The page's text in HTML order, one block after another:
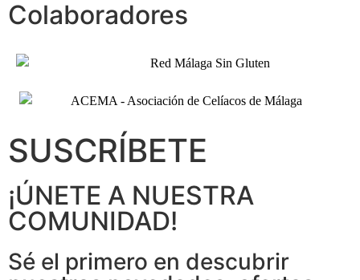
Colaboradores
SUSCRÍBETE
¡ÚNETE A NUESTRA
COMUNIDAD!
Sé el primero en descubrir